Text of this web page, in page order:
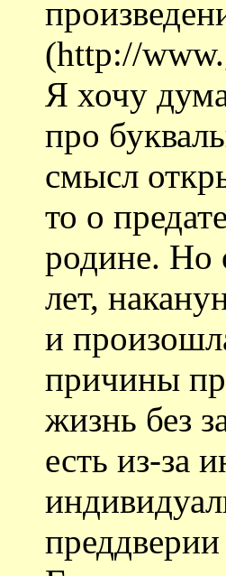
(http://
Я хочу
про
смысл
то о
родине. Но
лет,
и
причины
жизнь без
есть из-за